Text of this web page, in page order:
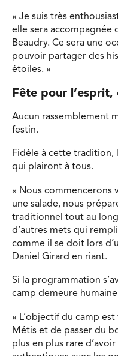
« Je suis très
elle sera accompagnée
Beaudry. Ce sera une
pouvoir partager des
étoiles. »
Fête pour
Aucun rassemblement
festin.
Fidèle à cette tradition,
qui plairont à tous.
« Nous commencerons
une salade, nous
traditionnel tout au
d’autres mets qui
comme il se doit lors
Daniel Girard en riant.
Si la programmation
camp demeure
« L’objectif du camp
Métis et de passer du
plus en plus rare